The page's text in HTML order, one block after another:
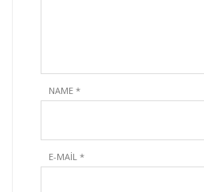
NAME *
E-MAIL *